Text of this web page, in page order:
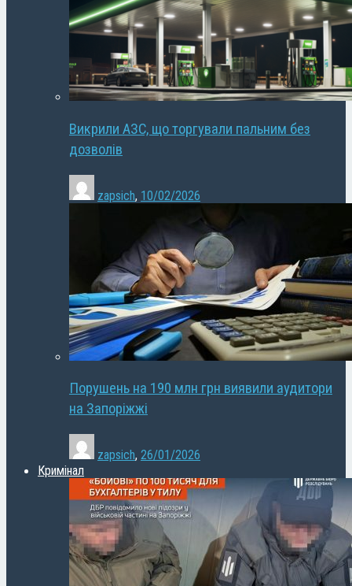
Викрили АЗС, що торгували пальним без
дозволів
zapsich, 10/02/2026
Порушень на 190 млн грн виявили аудитори
на Запоріжжі
zapsich, 26/01/2026
Кримінал